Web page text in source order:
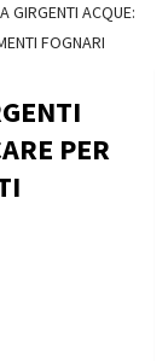
GIRGENTI ACQUE:
FOGNARI
PER